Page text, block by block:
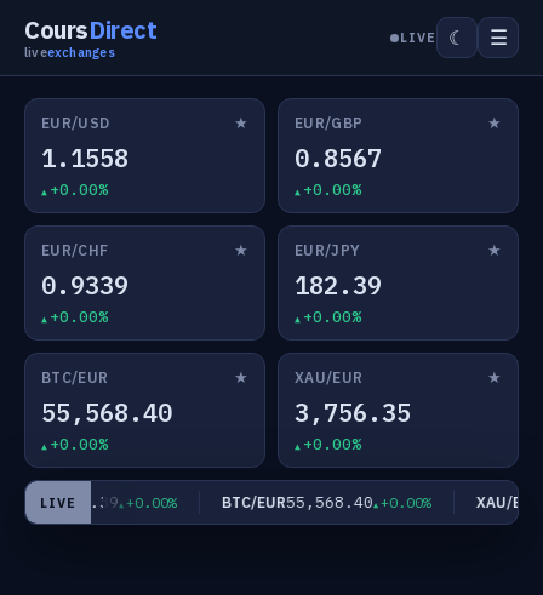
CoursDirect
liveexchanges
LIVE ☾ ☰
EUR/USD ★
1.1558
+0.00%
EUR/GBP ★
0.8567
+0.00%
EUR/CHF ★
0.9339
+0.00%
EUR/JPY ★
182.39
+0.00%
BTC/EUR ★
55,568.40
+0.00%
XAU/EUR ★
3,756.35
+0.00%
LIVE
JPY182.39 +0.00% BTC/EUR55,568.40 +0.00% XAU/EUR